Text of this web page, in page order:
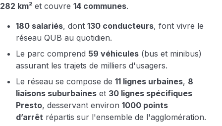
282 km² et couvre 14 communes.
180 salariés, dont 130 conducteurs, font vivre le
réseau QUB au quotidien.
Le parc comprend 59 véhicules (bus et minibus)
assurant les trajets de milliers d'usagers.
Le réseau se compose de 11 lignes urbaines, 8
liaisons suburbaines et 30 lignes spécifiques
Presto, desservant environ 1000 points
d’arrêt répartis sur l'ensemble de l'agglomération.